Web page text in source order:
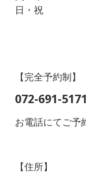
日・
【完全予約制】
072-691-5171
お電話にてご予
【住所】